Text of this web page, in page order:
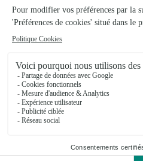
★ ★★★★4.6 (19)
4, rue Dominique Ancemot